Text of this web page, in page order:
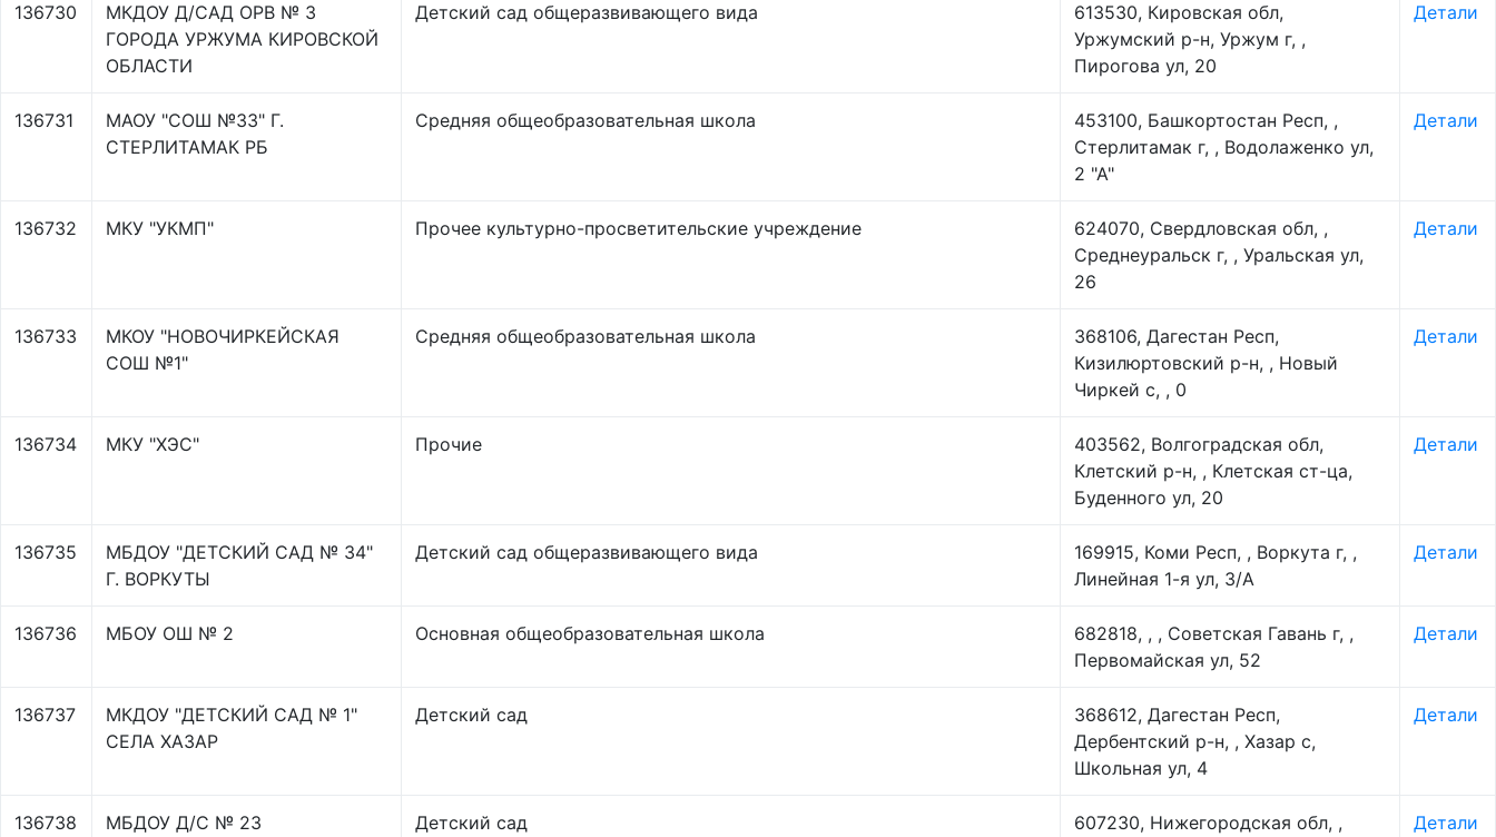
136730
МКДОУ Д/САД ОРВ № 3
ГОРОДА УРЖУМА КИРОВСКОЙ
ОБЛАСТИ
Детский сад общеразвивающего вида
613530, Кировская обл,
Уржумский р-н, Уржум г, ,
Пирогова ул, 20
Детали
136731
МАОУ "СОШ №33" Г.
СТЕРЛИТАМАК РБ
Средняя общеобразовательная школа
453100, Башкортостан Респ, ,
Стерлитамак г, , Водолаженко ул,
2 "А"
Детали
136732 МКУ "УКМП" Прочее культурно-просветительские учреждение
624070, Свердловская обл, ,
Среднеуральск г, , Уральская ул,
26
Детали
136733
МКОУ "НОВОЧИРКЕЙСКАЯ
СОШ №1"
Средняя общеобразовательная школа
368106, Дагестан Респ,
Кизилюртовский р-н, , Новый
Чиркей с, , 0
Детали
136734 МКУ "ХЭС" Прочие
403562, Волгоградская обл,
Клетский р-н, , Клетская ст-ца,
Буденного ул, 20
Детали
136735
МБДОУ "ДЕТСКИЙ САД № 34"
Г. ВОРКУТЫ
Детский сад общеразвивающего вида
169915, Коми Респ, , Воркута г, ,
Линейная 1-я ул, 3/А
Детали
136736 МБОУ ОШ № 2 Основная общеобразовательная школа
682818, , , Советская Гавань г, ,
Первомайская ул, 52
Детали
136737
МКДОУ "ДЕТСКИЙ САД № 1"
СЕЛА ХАЗАР
Детский сад
368612, Дагестан Респ,
Дербентский р-н, , Хазар с,
Школьная ул, 4
Детали
136738 МБДОУ Д/С № 23 Детский сад 607230, Нижегородская обл, , Детали